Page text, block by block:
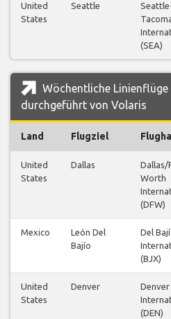
United
States
Seattle
(SEA)
Wöchentliche
durchgeführt von Volaris
Land Flugziel
United
States
Dallas
Dallas/
Worth
(DFW)
Mexico
León Del
Bajío
Del
(BJX)
United
States
Denver
Denver
(DEN)